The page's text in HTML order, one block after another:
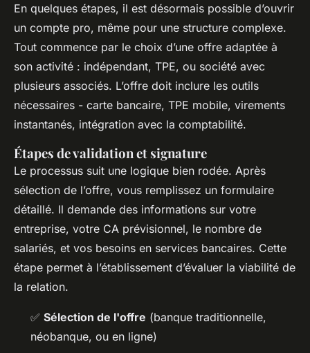
En quelques étapes, il est désormais possible d’ouvrir
un compte pro, même pour une structure complexe.
Tout commence par le choix d’une offre adaptée à
son activité : indépendant, TPE, ou société avec
plusieurs associés. L’offre doit inclure les outils
nécessaires - carte bancaire, TPE mobile, virements
instantanés, intégration avec la comptabilité.
Étapes de validation et signature
Le processus suit une logique bien rodée. Après
sélection de l’offre, vous remplissez un formulaire
détaillé. Il demande des informations sur votre
entreprise, votre CA prévisionnel, le nombre de
salariés, et vos besoins en services bancaires. Cette
étape permet à l’établissement d’évaluer la viabilité de
la relation.
✅ Sélection de l'offre (banque traditionnelle,
néobanque, ou en ligne)